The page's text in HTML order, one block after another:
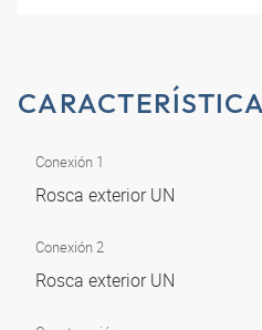
Conexión 1
Rosca exterior UN
Conexión 2
Rosca exterior UN